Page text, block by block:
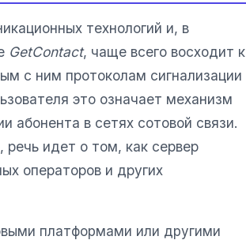
технологий и, в
GetContact, чаще всего восходит к
с ним протоколам сигнализации
это означает механизм
абонента в сетях сотовой связи.
речь идет о том, как сервер
операторов и других
платформами или другими